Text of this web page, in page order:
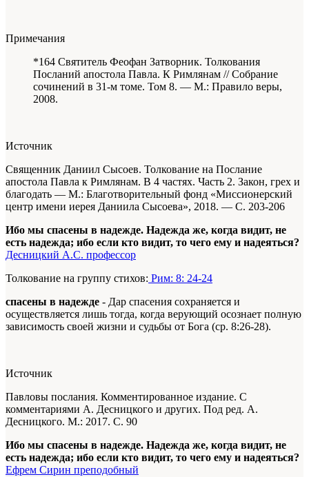
Примечания
*164 Святитель Феофан Затворник. Толкования
Посланий апостола Павла. К Римлянам // Собрание
сочинений в 31-м томе. Том 8. — М.: Правило веры,
2008.
Источник
Священник Даниил Сысоев. Толкование на Послание
апостола Павла к Римлянам. В 4 частях. Часть 2. Закон, грех и
благодать — М.: Благотворительный фонд «Миссионерский
центр имени иерея Даниила Сысоева», 2018. — С. 203-206
Ибо мы спасены в надежде. Надежда же, когда видит, не
есть надежда; ибо если кто видит, то чего ему и надеяться?
Десницкий А.С. профессор
Толкование на группу стихов: Рим: 8: 24-24
спасены в надежде - Дар спасения сохраняется и
осуществляется лишь тогда, когда верующий осознает полную
зависимость своей жизни и судьбы от Бога (ср. 8:26-28).
Источник
Павловы послания. Комментированное издание. С
комментариями А. Десницкого и других. Под ред. А.
Десницкого. М.: 2017. С. 90
Ибо мы спасены в надежде. Надежда же, когда видит, не
есть надежда; ибо если кто видит, то чего ему и надеяться?
Ефрем Сирин преподобный